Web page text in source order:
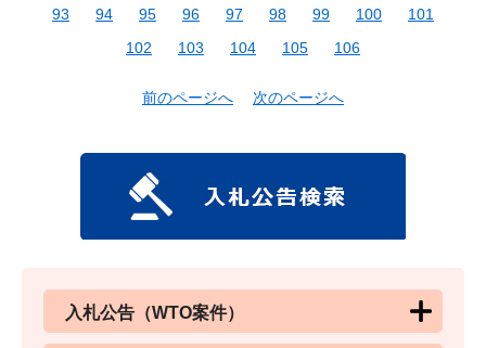
93
94 95 96 97 98 99 100
101
102
103 104 105 106
前のページへ 次のページへ
入札公告（WTO案件）